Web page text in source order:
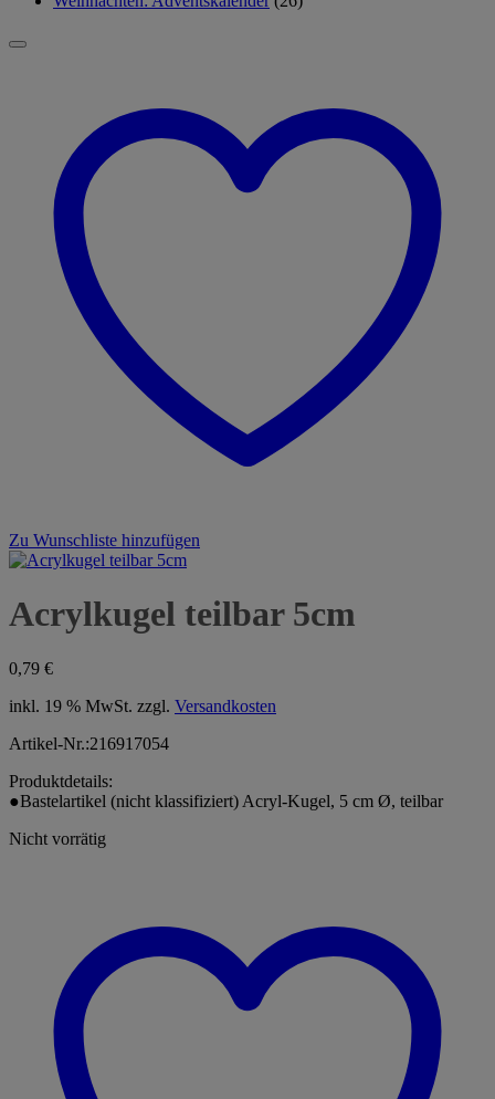
Zu Wunschliste hinzufügen
Acrylkugel teilbar 5cm
0,79 €
inkl. 19 % MwSt. zzgl. Versandkosten
Artikel-Nr.:216917054
Produktdetails:
●Bastelartikel (nicht klassifiziert) Acryl-Kugel, 5 cm Ø, teilbar
Nicht vorrätig